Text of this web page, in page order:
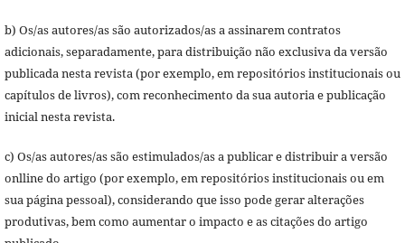
b) Os/as autores/as são autorizados/as a assinarem contratos
adicionais, separadamente, para distribuição não exclusiva da versão
publicada nesta revista (por exemplo, em repositórios institucionais ou
capítulos de livros), com reconhecimento da sua autoria e publicação
inicial nesta revista.
c) Os/as autores/as são estimulados/as a publicar e distribuir a versão
onlline do artigo (por exemplo, em repositórios institucionais ou em
sua página pessoal), considerando que isso pode gerar alterações
produtivas, bem como aumentar o impacto e as citações do artigo